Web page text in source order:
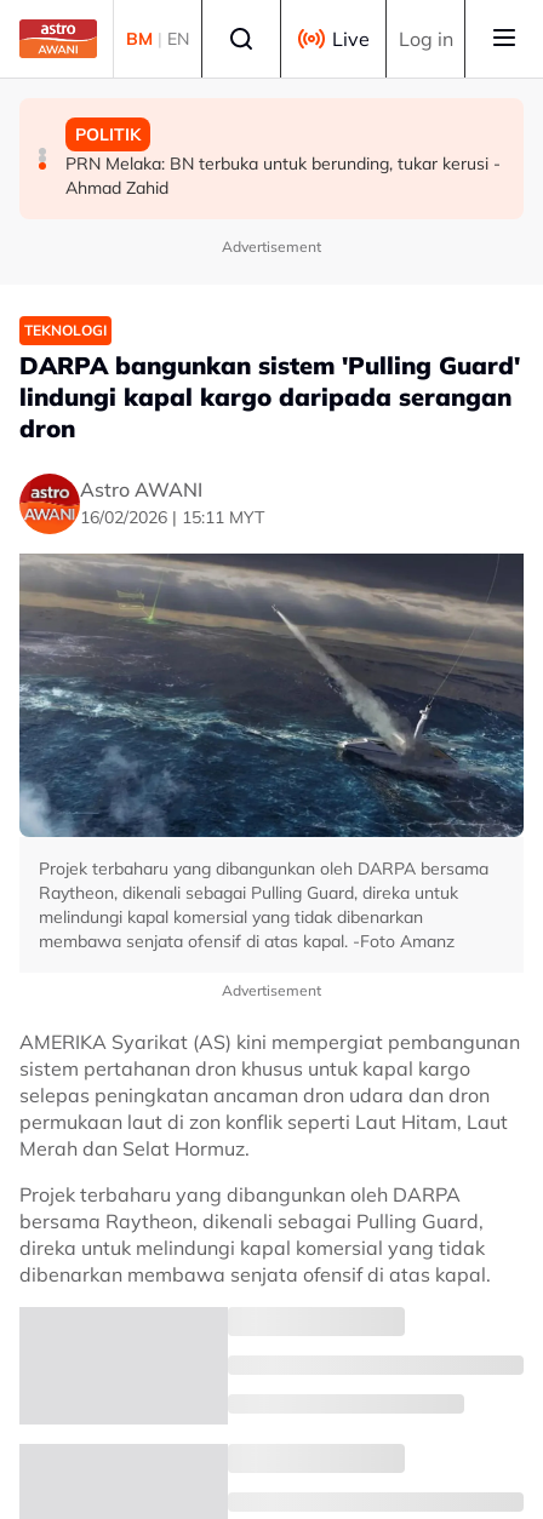
Skip to main content
BM | EN Live Log in
MALAYSIA
Malaysia bakal bina kilang fraksinasi plasma sendiri
dalam tempoh lima tahun - KKM
MALAYSIA
Rundingan import udang Thailand dijangka selesai
pertengahan bulan ini - Mohamad
POLITIK
PRN Melaka: BN terbuka untuk berunding, tukar kerusi -
Ahmad Zahid
Advertisement
TEKNOLOGI
DARPA bangunkan sistem 'Pulling Guard'
lindungi kapal kargo daripada serangan
dron
Astro AWANI
16/02/2026 | 15:11 MYT
Projek terbaharu yang dibangunkan oleh DARPA bersama
Raytheon, dikenali sebagai Pulling Guard, direka untuk
melindungi kapal komersial yang tidak dibenarkan
membawa senjata ofensif di atas kapal. -Foto Amanz
Advertisement
AMERIKA Syarikat (AS) kini mempergiat pembangunan
sistem pertahanan dron khusus untuk kapal kargo
selepas peningkatan ancaman dron udara dan dron
permukaan laut di zon konflik seperti Laut Hitam, Laut
Merah dan Selat Hormuz.
Projek terbaharu yang dibangunkan oleh DARPA
bersama Raytheon, dikenali sebagai Pulling Guard,
direka untuk melindungi kapal komersial yang tidak
dibenarkan membawa senjata ofensif di atas kapal.